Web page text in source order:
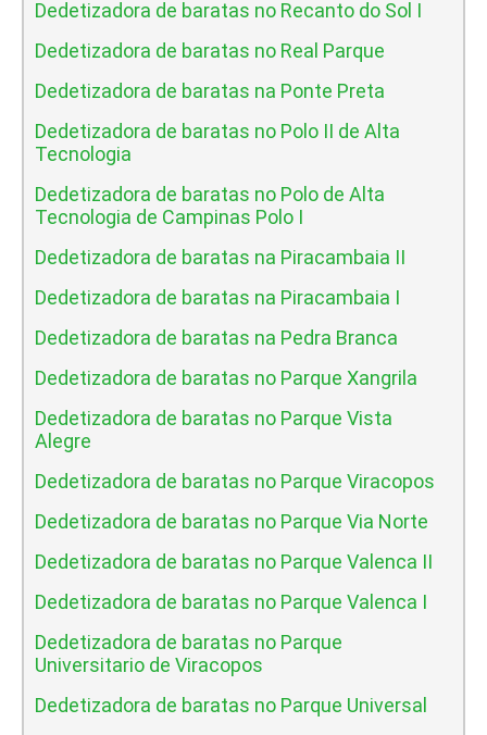
Dedetizadora de baratas no Recanto do Sol I
Dedetizadora de baratas no Real Parque
Dedetizadora de baratas na Ponte Preta
Dedetizadora de baratas no Polo II de Alta
Tecnologia
Dedetizadora de baratas no Polo de Alta
Tecnologia de Campinas Polo I
Dedetizadora de baratas na Piracambaia II
Dedetizadora de baratas na Piracambaia I
Dedetizadora de baratas na Pedra Branca
Dedetizadora de baratas no Parque Xangrila
Dedetizadora de baratas no Parque Vista
Alegre
Dedetizadora de baratas no Parque Viracopos
Dedetizadora de baratas no Parque Via Norte
Dedetizadora de baratas no Parque Valenca II
Dedetizadora de baratas no Parque Valenca I
Dedetizadora de baratas no Parque
Universitario de Viracopos
Dedetizadora de baratas no Parque Universal